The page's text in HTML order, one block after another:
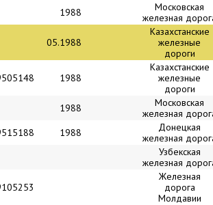
1988
Московская
железная
05.1988
Казахстанские
железные
дороги
1988
Казахстанские
железные
дороги
1988
Московская
железная
1988
Донецкая
железная
Узбекская
железная
Железная
дорога
Молдавии